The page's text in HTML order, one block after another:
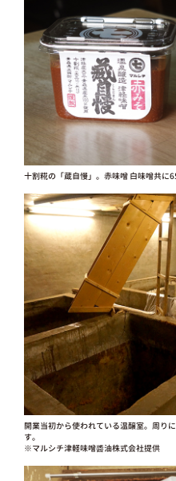
十割糀の「蔵自慢」。赤味噌 白味噌共に
開業当初から使われている温醸室。周り
す。
※マルシチ津軽味噌醬油株式会社提供